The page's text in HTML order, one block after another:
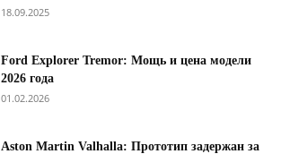
18.09.2025
Ford Explorer Tremor: Мощь и цена модели
2026 года
01.02.2026
Aston Martin Valhalla: Прототип задержан за